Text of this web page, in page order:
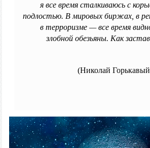
я все время сталкиваюсь с
подлостью. В мировых биржах, в
в терроризме — все время
злобной обезьяны. Как
(Николай